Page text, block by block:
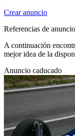
Crear anuncio
Referencias de
A continuación
mejor idea de la
Anuncio caducado